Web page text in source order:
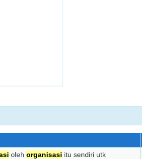
oleh organisasi itu sendiri utk